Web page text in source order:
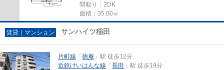
間取り：2DK
面積：35.00㎡
賃貸｜マンション サンハイツ稲田
片町線 「 徳庵 」駅 徒歩12分
近鉄けいはんな線 「 長田 」駅 徒歩19分